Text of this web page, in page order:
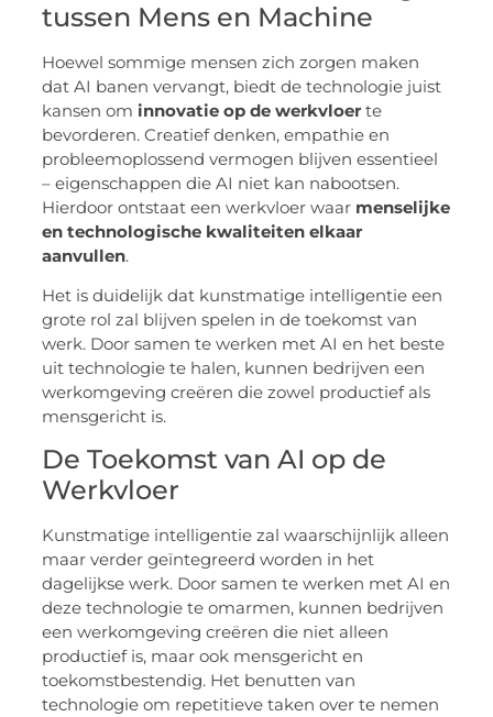
tussen Mens en Machine
Hoewel sommige mensen zich zorgen maken
dat AI banen vervangt, biedt de technologie juist
kansen ominnovatie op de werkvloer te
bevorderen. Creatief denken, empathie en
probleemoplossend vermogen blijven essentieel
– eigenschappen die AI niet kan nabootsen.
Hierdoor ontstaat een werkvloer waar menselijke
en technologische kwaliteiten elkaar
aanvullen.
Het is duidelijk dat kunstmatige intelligentie een
grote rol zal blijven spelen in de toekomst van
werk. Door samen te werken met AI en het beste
uit technologie te halen, kunnen bedrijven een
werkomgeving creëren die zowel productief als
mensgericht is.
De Toekomst van AI op de
Werkvloer
Kunstmatige intelligentie zal waarschijnlijk alleen
maar verder geïntegreerd worden in het
dagelijkse werk. Door samen te werken met AI en
deze technologie te omarmen, kunnen bedrijven
een werkomgeving creëren die niet alleen
productief is, maar ook mensgericht en
toekomstbestendig. Het benutten van
technologie om repetitieve taken over te nemen